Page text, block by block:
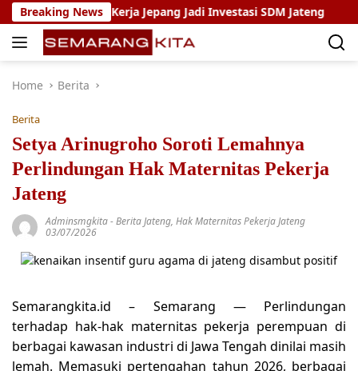
Skip
to
content
Breaking News
Magang Kerja Jepang Jadi Investasi SDM Jateng
Home Berita
Berita
Setya Arinugroho Soroti Lemahnya
Perlindungan Hak Maternitas Pekerja
Jateng
Adminsmgkita-Berita Jateng, Hak Maternitas Pekerja Jateng
03/07/2026
Semarangkita.id – Semarang — Perlindungan
terhadap hak-hak maternitas pekerja perempuan di
berbagai kawasan industri di Jawa Tengah dinilai masih
lemah. Memasuki pertengahan tahun 2026, berbagai